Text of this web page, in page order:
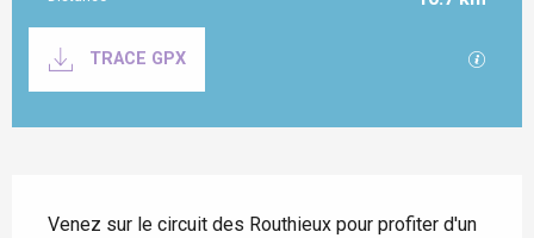
TRACE GPX
Venez sur le circuit des Routhieux pour profiter d'un